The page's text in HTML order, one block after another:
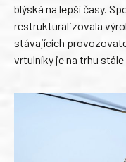
blýská na lepší časy.
restrukturalizovala
stávajících
vrtulníky je na trhu